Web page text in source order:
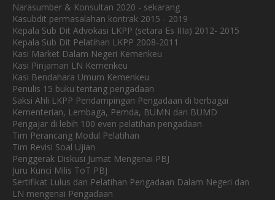
Narasumber & Konsultan 2020 - sekarang
Kasubdit permasalahan kontrak 2015 - 2019
Kepala Sub Dit Advokasi LKPP (setara Es IIIa) 2012- 2015
Kepala Sub Dit Pelatihan LKPP 2008-2011
Kasi Market Dalam Negeri Kemenkeu
Kasi Pinjaman LN Kemenkeu
Kasi Bendahara Umum Kemenkeu
Penulis 15 buku tentang pengadaan
Saksi Ahli LKPP Pendampingan Pengadaan di berbagai
Kementerian, Lembaga, Pemda, BUMN dan BUMD
Pengajar di lebih 100 even pelatihan pengadaan
Tim Perancang Modul Pelatihan
Tim Revisi Soal Ujian
Penggerak Diskusi Jumat Mengenai PBJ
Juru Kunci Milis ToT PBJ
Sertifikat Lulus dan Pelatihan Pengadaan Dalam Negeri dan
LN mengenai Pengadaan